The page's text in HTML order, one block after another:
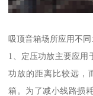
吸顶音箱场所应用不同:
1、定压功放主要应用
功放的距离比较远，
箱。为了减小线路损